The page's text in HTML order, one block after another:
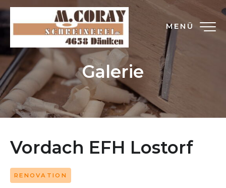
MENÜ
Galerie
Vordach EFH Lostorf
RENOVATION